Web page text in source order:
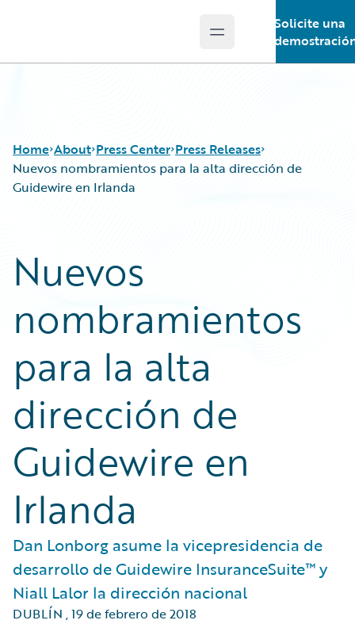
Open main menu
Solicite una
Home About Press Center Press Releases
Nuevos nombramientos para la alta dirección de
Guidewire en Irlanda
Nuevos
nombramientos
para la alta
dirección de
Guidewire en
Irlanda
Dan Lonborg asume la vicepresidencia de
desarrollo de Guidewire InsuranceSuite™ y
Niall Lalor la dirección nacional
DUBLÍN ,19 de febrero de 2018